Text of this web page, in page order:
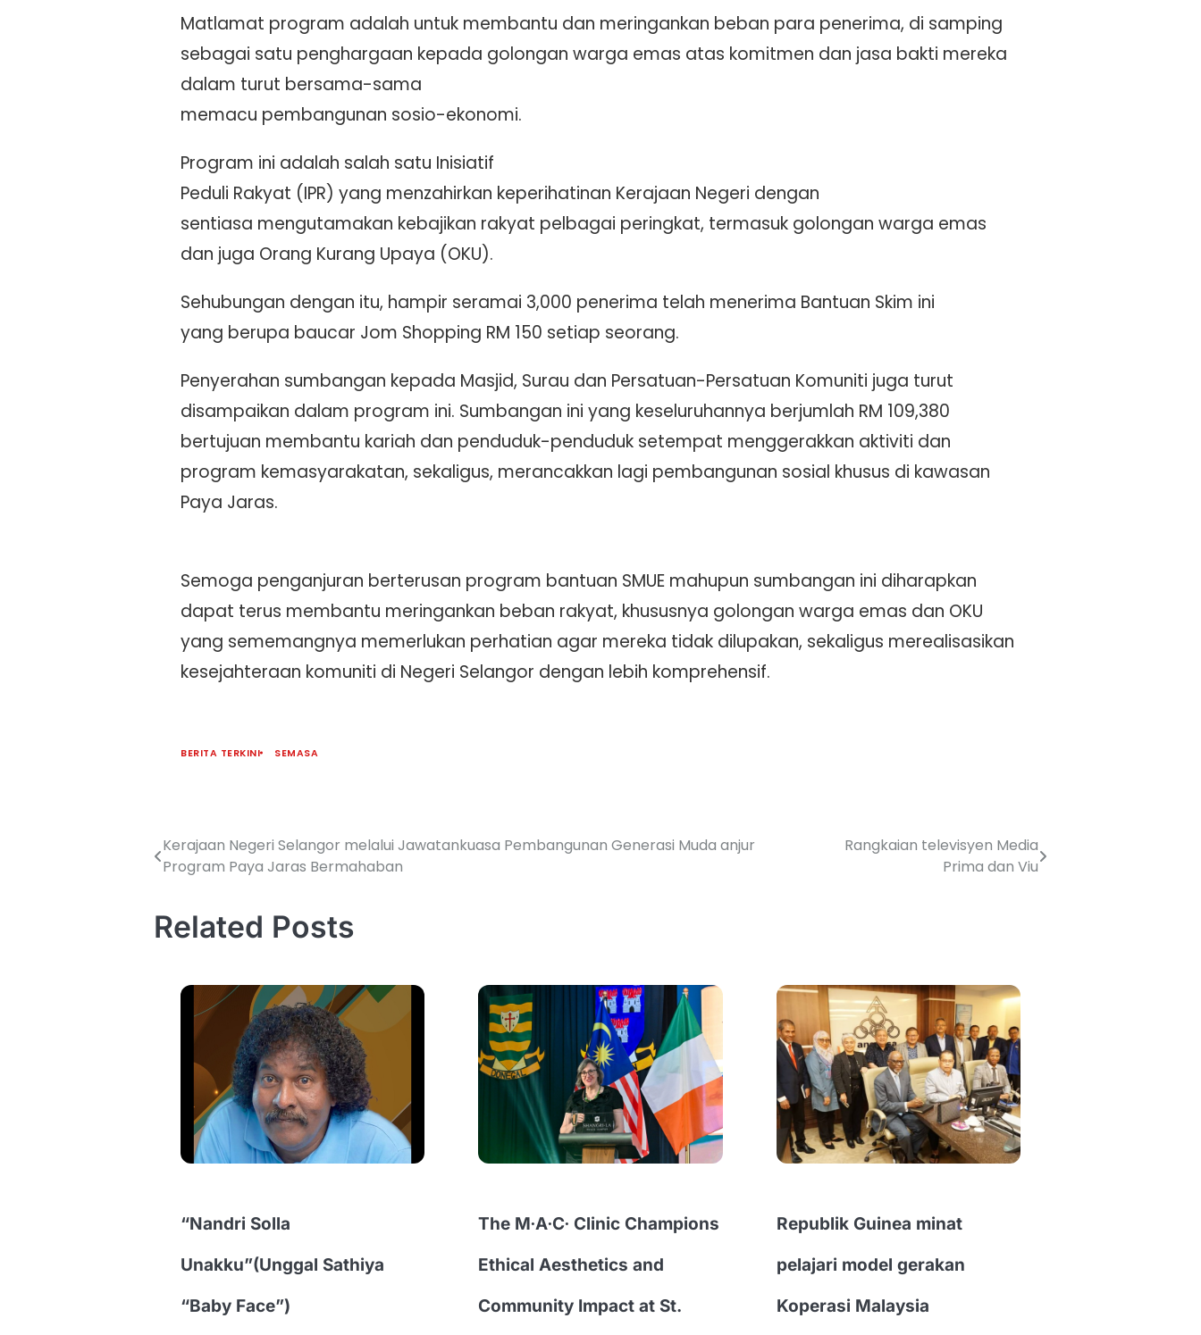
Matlamat program adalah untuk membantu dan meringankan beban para penerima, di samping
sebagai satu penghargaan kepada golongan warga emas atas komitmen dan jasa bakti mereka
dalam turut bersama-sama
memacu pembangunan sosio-ekonomi.
Program ini adalah salah satu Inisiatif
Peduli Rakyat (IPR) yang menzahirkan keperihatinan Kerajaan Negeri dengan
sentiasa mengutamakan kebajikan rakyat pelbagai peringkat, termasuk golongan warga emas
dan juga Orang Kurang Upaya (OKU).
Sehubungan dengan itu, hampir seramai 3,000 penerima telah menerima Bantuan Skim ini
yang berupa baucar Jom Shopping RM 150 setiap seorang.
Penyerahan sumbangan kepada Masjid, Surau dan Persatuan-Persatuan Komuniti juga turut
disampaikan dalam program ini. Sumbangan ini yang keseluruhannya berjumlah RM 109,380
bertujuan membantu kariah dan penduduk-penduduk setempat menggerakkan aktiviti dan
program kemasyarakatan, sekaligus, merancakkan lagi pembangunan sosial khusus di kawasan
Paya Jaras.
Semoga penganjuran berterusan program bantuan SMUE mahupun sumbangan ini diharapkan
dapat terus membantu meringankan beban rakyat, khususnya golongan warga emas dan OKU
yang sememangnya memerlukan perhatian agar mereka tidak dilupakan, sekaligus merealisasikan
kesejahteraan komuniti di Negeri Selangor dengan lebih komprehensif.
BERITA TERKINI SEMASA
Kerajaan Negeri Selangor melalui Jawatankuasa Pembangunan Generasi Muda anjur
Program Paya Jaras Bermahaban
Rangkaian televisyen Media
Prima dan Viu
Related Posts
“Nandri Solla
Unakku”(Unggal Sathiya
“Baby Face”)
The M∙A∙C∙ Clinic Champions
Ethical Aesthetics and
Community Impact at St.
Republik Guinea minat
pelajari model gerakan
Koperasi Malaysia